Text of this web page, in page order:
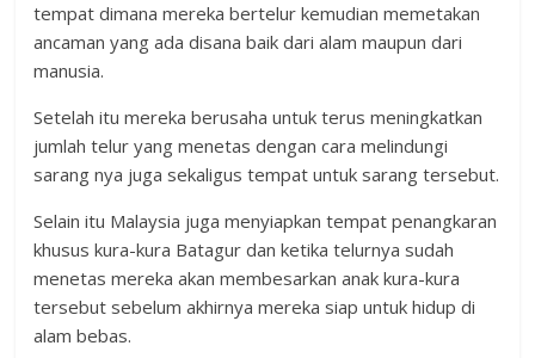
tempat dimana mereka bertelur kemudian memetakan
ancaman yang ada disana baik dari alam maupun dari
manusia.
Setelah itu mereka berusaha untuk terus meningkatkan
jumlah telur yang menetas dengan cara melindungi
sarang nya juga sekaligus tempat untuk sarang tersebut.
Selain itu Malaysia juga menyiapkan tempat penangkaran
khusus kura-kura Batagur dan ketika telurnya sudah
menetas mereka akan membesarkan anak kura-kura
tersebut sebelum akhirnya mereka siap untuk hidup di
alam bebas.